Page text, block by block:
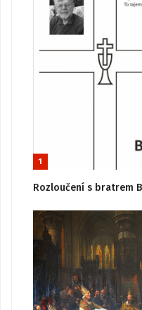
1
Rozloučení s bratrem